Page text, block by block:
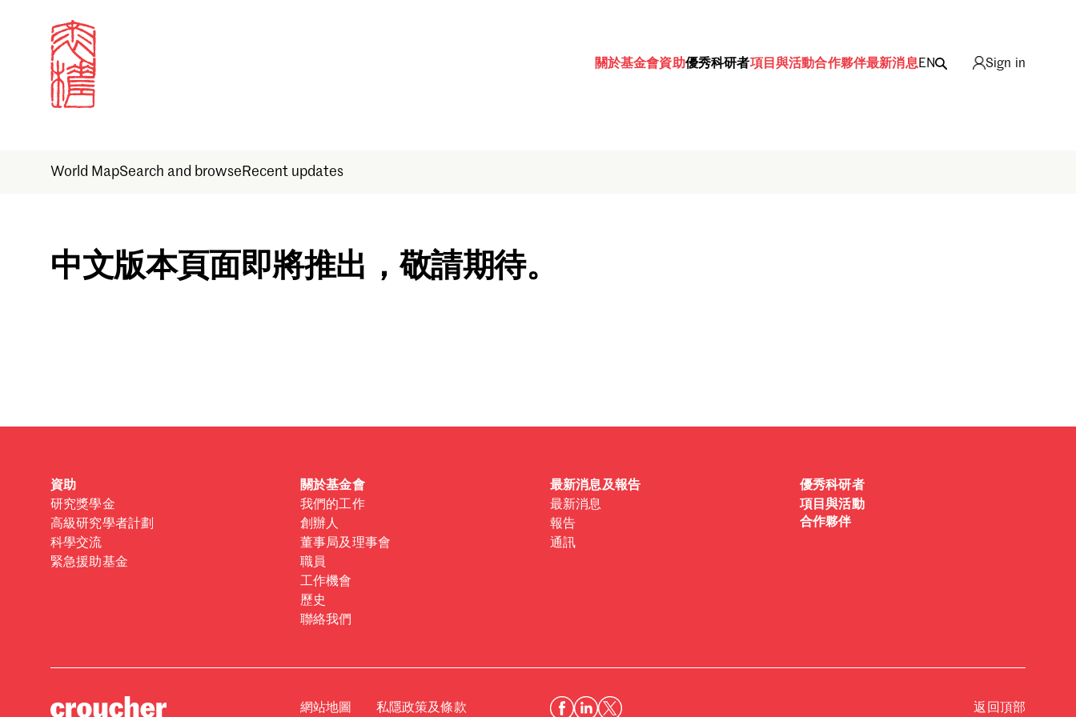
關於基金會資助優秀科研者項目與活動合作夥伴最新消息EN Sign in
World MapSearch and browse Recent updates
Sign in
中文版本頁面即將推出，敬請期待。
資助
研究獎學金
高級研究學者計劃
科學交流
緊急援助基金
關於基金會
我們的工作
創辦人
董事局及理事會
職員
工作機會
歷史
聯絡我們
最新消息及報告
最新消息
報告
通訊
優秀科研者
項目與活動
合作夥伴
網站地圖 私隱政策及條款 返回頂部